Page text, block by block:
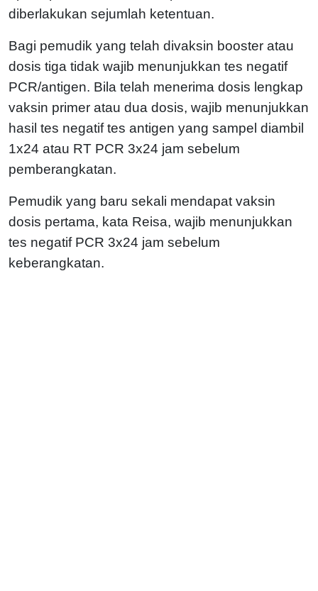
diberlakukan sejumlah ketentuan.
Bagi pemudik yang telah divaksin booster atau
dosis tiga tidak wajib menunjukkan tes negatif
PCR/antigen. Bila telah menerima dosis lengkap
vaksin primer atau dua dosis, wajib menunjukkan
hasil tes negatif tes antigen yang sampel diambil
1x24 atau RT PCR 3x24 jam sebelum
pemberangkatan.
Pemudik yang baru sekali mendapat vaksin
dosis pertama, kata Reisa, wajib menunjukkan
tes negatif PCR 3x24 jam sebelum
keberangkatan.